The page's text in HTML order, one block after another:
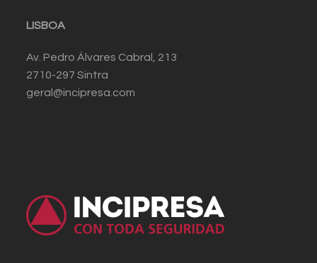
LISBOA
Av. Pedro Álvares Cabral, 213
2710-297 Sintra
geral@incipresa.com